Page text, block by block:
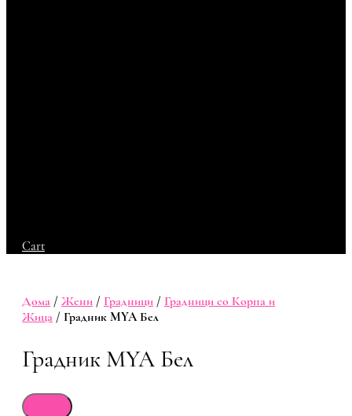
Cart
Дома / Жени / Градници / Градници со Корпа и
Жица / Градник MYA Бел
Градник MYA Бел